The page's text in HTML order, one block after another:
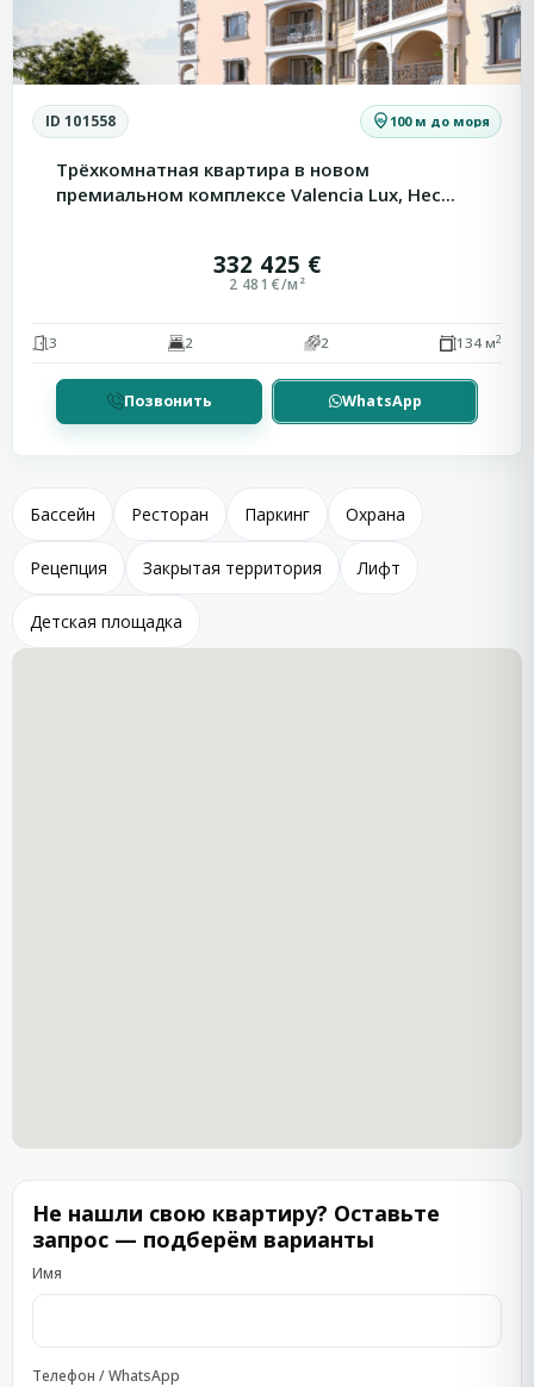
Комплекс «Валенсия Люкс» / Valencia Lux идеально
подходит как для летнего отдыха, так и для
круглогодичного проживания, сочетая престижное
расположение, современный комфорт и высокое
качество строительства.
ID 101558 100 м до моря
Трёхкомнатная квартира в новом
премиальном комплексе Valencia Lux, Нес...
332 425 €
2 481 €/м²
3 2 2 134 м2
Позвонить WhatsApp
Бассейн Ресторан Паркинг Охрана
Рецепция Закрытая территория Лифт
Детская площадка
Не нашли свою квартиру? Оставьте
запрос — подберём варианты
Имя
Телефон / WhatsApp